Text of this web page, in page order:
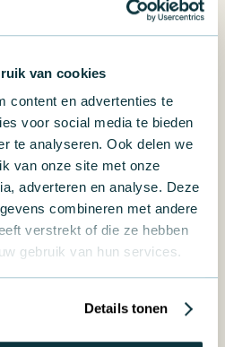
van cookies
content en advertenties te
voor social media te bieden
te analyseren. Ook delen we
van onze site met onze
adverteren en analyse. Deze
combineren met andere
verstrekt of die ze hebben
gebruik van hun services.
Details tonen
en voelen
cultuur bepaalt dus
goed mensen hun
dat heeft direct
de
behalen